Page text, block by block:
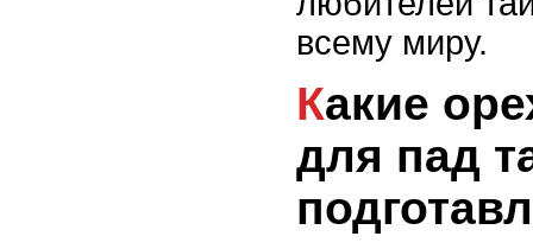
всему миру.
Какие орехи подойдут
для пад